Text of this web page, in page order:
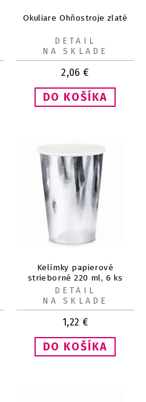
Okuliare Ohňostroje zlaté
2,06 €
DETAIL
NA SKLADE
Kelímky papierové
strieborné 220 ml, 6 ks
1,22 €
DETAIL
NA SKLADE